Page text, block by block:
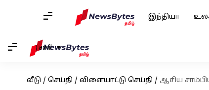
இந்தியா
Tamil
வீடு / செய்தி / விளையாட்டு செய்தி / ஆசிய